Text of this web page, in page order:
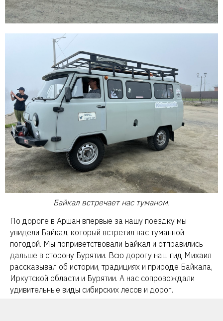
Байкал встречает нас туманом.
По дороге в Аршан впервые за нашу поездку мы
увидели Байкал, который встретил нас туманной
погодой. Мы поприветствовали Байкал и отправились
дальше в сторону Бурятии. Всю дорогу наш гид Михаил
рассказывал об истории, традициях и природе Байкала,
Иркутской области и Бурятии. А нас сопровождали
удивительные виды cибирских лесов и дорог.